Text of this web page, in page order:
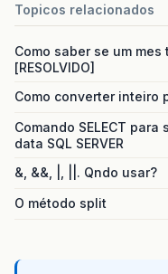
Topicos relacionados
Como saber se um
[RESOLVIDO]
Como converter inteiro
Comando SELECT
data SQL SERVER
&, &&, |, ||. Qndo usar?
O método split